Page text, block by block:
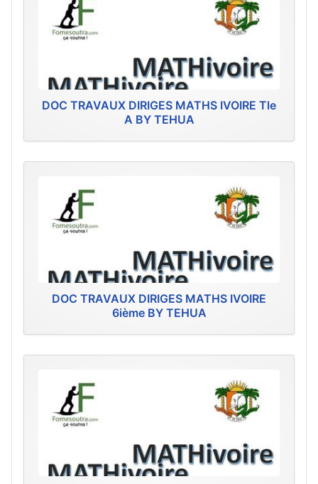
DOC TRAVAUX DIRIGES MATHS IVOIRE Tle
A BY TEHUA
DOC TRAVAUX DIRIGES MATHS IVOIRE
6ième BY TEHUA